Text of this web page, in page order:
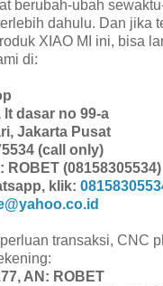
berubah-ubah
dahulu. Dan jika
XIAO MI ini, bisa
di:
lt dasar no 99-a
Jakarta Pusat
(call only)
(08158305534)
klik:
transaksi, CNC
AN: ROBET